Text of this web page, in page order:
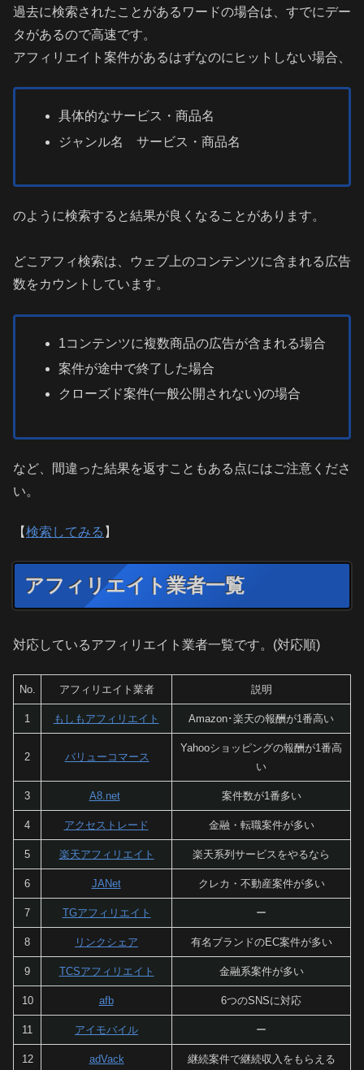
過去に検索されたことがあるワードの場合は、すでにデー
タがあるので高速です。
アフィリエイト案件があるはずなのにヒットしない場合、
具体的なサービス・商品名
ジャンル名 サービス・商品名
のように検索すると結果が良くなることがあります。
どこアフィ検索は、ウェブ上のコンテンツに含まれる広告
数をカウントしています。
1コンテンツに複数商品の広告が含まれる場合
案件が途中で終了した場合
クローズド案件(一般公開されない)の場合
など、間違った結果を返すこともある点にはご注意くださ
い。
【検索してみる 】
アフィリエイト業者一覧
対応しているアフィリエイト業者一覧です。(対応順)
No. アフィリエイト業者 説明
1 もしもアフィリエイト Amazon･楽天の報酬が1番高い
2 バリューコマース
Yahooショッピングの報酬が1番高
い
3 A8.net 案件数が1番多い
4 アクセストレード 金融・転職案件が多い
5 楽天アフィリエイト 楽天系列サービスをやるなら
6 JANet クレカ・不動産案件が多い
7 TGアフィリエイト ー
8 リンクシェア 有名ブランドのEC案件が多い
9 TCSアフィリエイト 金融系案件が多い
10 afb 6つのSNSに対応
11 アイモバイル ー
12 adVack 継続案件で継続収入をもらえる